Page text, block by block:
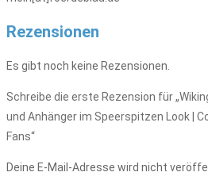
Rezensionen
Es gibt noch keine Rezensionen.
Schreibe die erste Rezension für
und Anhänger im Speerspitzen Look |
Fans“
Deine E-Mail-Adresse wird nicht